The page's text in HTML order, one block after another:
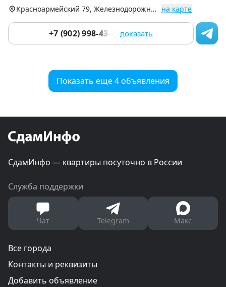
Красноармейский 79, Железнодорожный р-н
на карте
+7 (902) 998-43-76 показать
Показать еще 4 объявления
СдамИнфо — квартиры посуточно в России
Служба поддержки
Чат Telegram Макс
Все города
Контакты и реквизиты
Добавить объявление